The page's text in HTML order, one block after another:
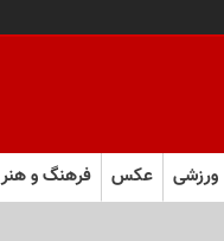
ورزشی عکس فرهنگ و هنر